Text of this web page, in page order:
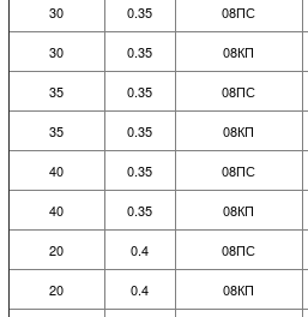
30 0.35 08ПС
30 0.35 08КП
35 0.35 08ПС
35 0.35 08КП
40 0.35 08ПС
40 0.35 08КП
20 0.4 08ПС
20 0.4 08КП